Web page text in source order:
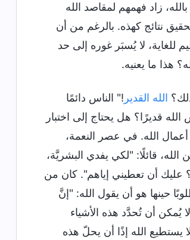
زاد فهمهم لمقاصد الله
نتائج كهذه. بالرغم من أن
للغاية، لا يُسبَر غوره إلى حد
هذا ما يعنيه.
الله القدير !" الناس دائمًا
قديرًا؟ هل يحتاج إلى اختبار
أعمال الله. في عصر النعمة،
قائلًا: "لكي يفدي البشريَّة،
عليك أن تعطيني إياهم". كان من
حينها هو أن يقول الله: "إنَّ
يُمكن أن تُحدَّد هذه الأشياء
يستطيع الله إذًا أن يحلّ هذه